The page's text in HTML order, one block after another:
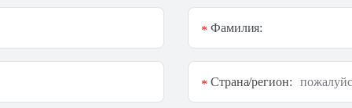
Фамилия:
*
Страна/регион:
*